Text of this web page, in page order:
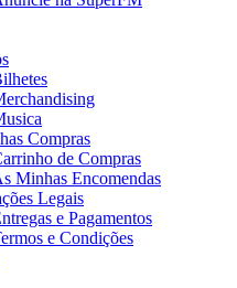
Compras
de Compras
Minhas Encomendas
Legais
e Pagamentos
e Condições